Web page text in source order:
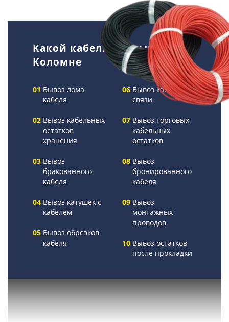
Какой кабель мы вывозим в
Коломне
Вывоз лома
кабеля
Вывоз кабельных
остатков
хранения
Вывоз
бракованного
кабеля
Вывоз катушек с
кабелем
Вывоз обрезков
кабеля
Вывоз кабелей
связи
Вывоз торговых
кабельных
остатков
Вывоз
бронированного
кабеля
Вывоз
монтажных
проводов
Вывоз остатков
после прокладки